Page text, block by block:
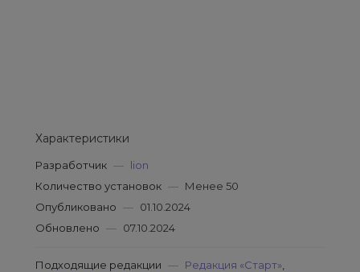
Характеристики
Разработчик — lion
Количество установок — Менее 50
Опубликовано — 01.10.2024
Обновлено — 07.10.2024
Подходящие редакции — Редакция «Старт»